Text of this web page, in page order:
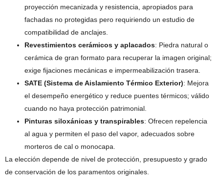
proyección mecanizada y resistencia, apropiados para
fachadas no protegidas pero requiriendo un estudio de
compatibilidad de anclajes.
Revestimientos cerámicos y aplacados: Piedra natural o
cerámica de gran formato para recuperar la imagen original;
exige fijaciones mecánicas e impermeabilización trasera.
SATE (Sistema de Aislamiento Térmico Exterior): Mejora
el desempeño energético y reduce puentes térmicos; válido
cuando no haya protección patrimonial.
Pinturas siloxánicas y transpirables: Ofrecen repelencia
al agua y permiten el paso del vapor, adecuados sobre
morteros de cal o monocapa.
La elección depende de nivel de protección, presupuesto y grado
de conservación de los paramentos originales.